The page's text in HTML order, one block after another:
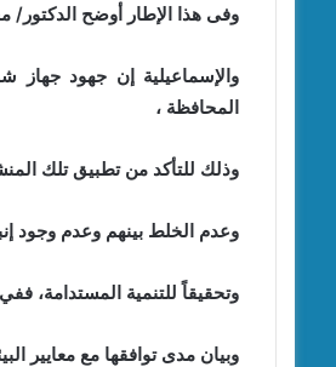
وفى هذا الإطار أوضح الدكتور/
المحافظة ،
وذلك للتأكد من تطبيق تلك
وعدم الخلط بينهم وعدم وجود
وتحقيقاً للتنمية المستدامة،
وبيان مدى توافقها مع معايير البيئة تم تقييم الأثر